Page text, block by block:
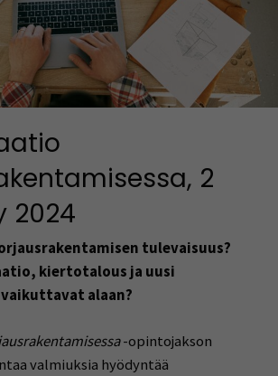
2
2024
tulevaisuus?
kiertotalous ja uusi
alaan?
-opintojakson
valmiuksia hyödyntää